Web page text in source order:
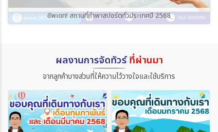
อัพเดท! สถานที่ทำพาสปอร์ตทั่วประเทศปี 2568
ผลงานการจัดทัวร์ที่ผ่านมา
จากลูกค้าบางส่วนที่ให้ความไว้วางใจและใช้บริการ